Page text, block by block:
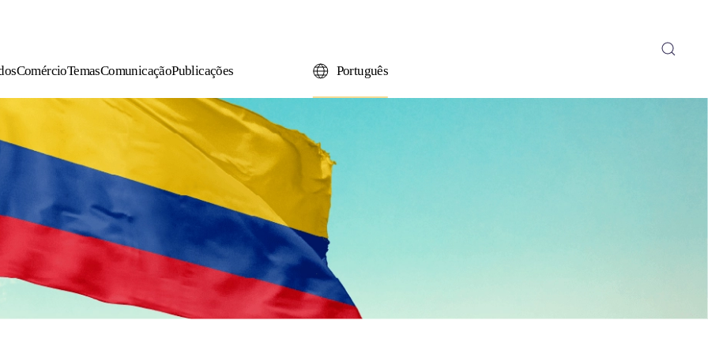
ComércioTemasComunicaçãoPublicações Português